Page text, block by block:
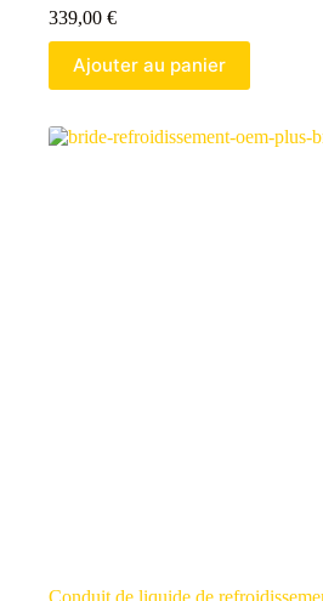
339,00 €
Ajouter au panier
Conduit de liquide de